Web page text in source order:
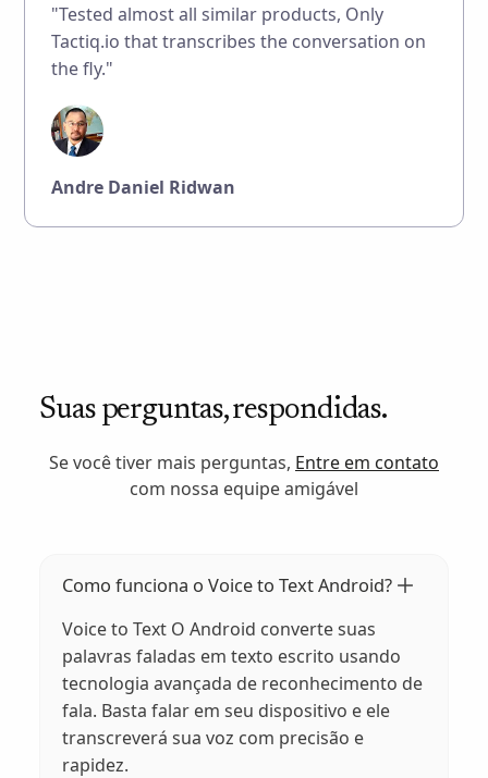
"Tested almost all similar products, Only
Tactiq.io that transcribes the conversation on
the fly."
Andre Daniel Ridwan
Suas perguntas, respondidas.
Se você tiver mais perguntas, Entre em contato
com nossa equipe amigável
Como funciona o Voice to Text Android?
Voice to Text O Android converte suas
palavras faladas em texto escrito usando
tecnologia avançada de reconhecimento de
fala. Basta falar em seu dispositivo e ele
transcreverá sua voz com precisão e
rapidez.